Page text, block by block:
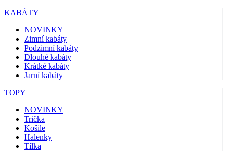
KABÁTY
NOVINKY
Zimní kabáty
Podzimní kabáty
Dlouhé kabáty
Krátké kabáty
Jarní kabáty
TOPY
NOVINKY
Trička
Košile
Halenky
Tílka